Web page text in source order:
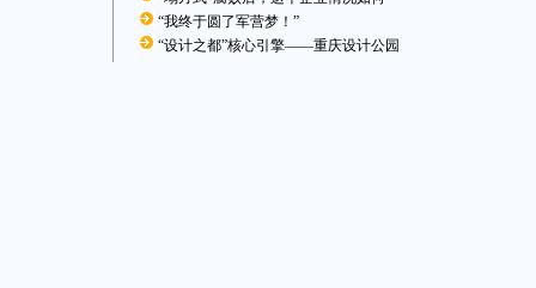
“我终于圆了军营梦！”
“设计之都”核心引擎——重庆设计公园